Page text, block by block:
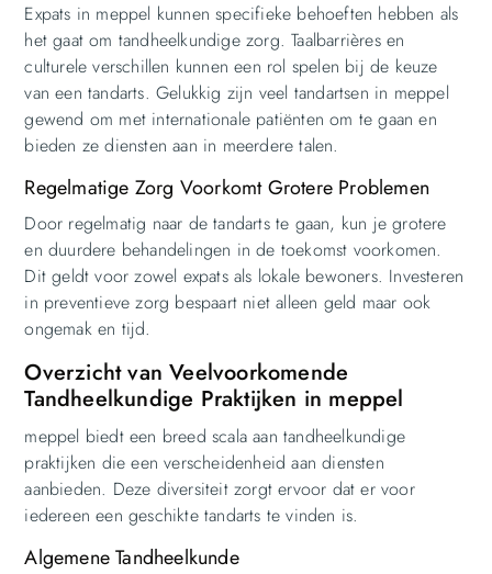
Expats in meppel kunnen specifieke behoeften hebben als
het gaat om tandheelkundige zorg. Taalbarrières en
culturele verschillen kunnen een rol spelen bij de keuze
van een tandarts. Gelukkig zijn veel tandartsen in meppel
gewend om met internationale patiënten om te gaan en
bieden ze diensten aan in meerdere talen.
Regelmatige Zorg Voorkomt Grotere Problemen
Door regelmatig naar de tandarts te gaan, kun je grotere
en duurdere behandelingen in de toekomst voorkomen.
Dit geldt voor zowel expats als lokale bewoners. Investeren
in preventieve zorg bespaart niet alleen geld maar ook
ongemak en tijd.
Overzicht van Veelvoorkomende
Tandheelkundige Praktijken in meppel
meppel biedt een breed scala aan tandheelkundige
praktijken die een verscheidenheid aan diensten
aanbieden. Deze diversiteit zorgt ervoor dat er voor
iedereen een geschikte tandarts te vinden is.
Algemene Tandheelkunde